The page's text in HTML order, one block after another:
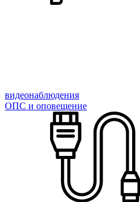
видеонаблюдения
ОПС и оповещение